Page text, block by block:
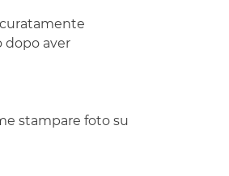
dopo aver
stampare foto su